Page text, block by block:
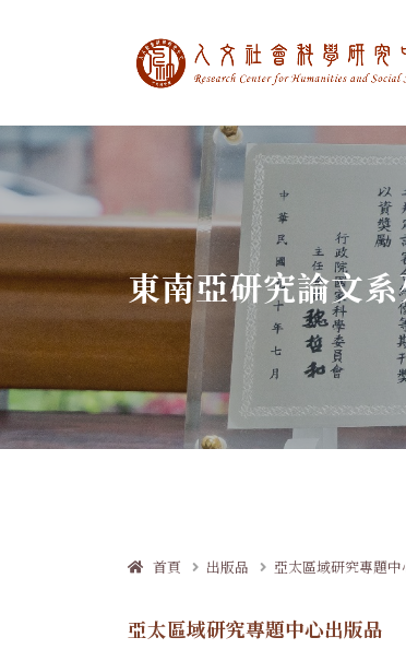
中央研究院人
:::
東南亞研究論文
首頁 出版品 亞太區域研究專題中
亞太區域研究專題中心出版品